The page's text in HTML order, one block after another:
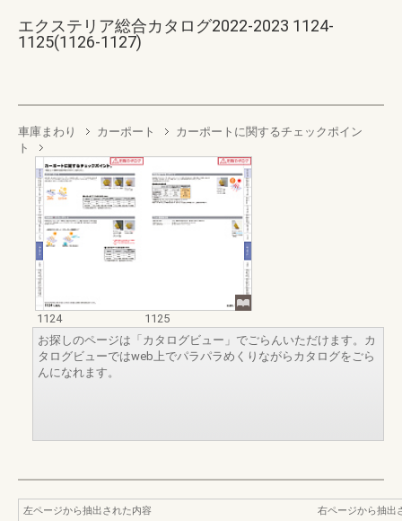
エクステリア総合カタログ2022-2023 1124-
1125(1126-1127)
車庫まわり カーポート
カーポートに関するチェックポイン
ト
1124
1125
お探しのページは「カタログビュー」でごらんいただけます。カ
タログビューではweb上でパラパラめくりながらカタログをごら
んになれます。
左ページから抽出された内容
右ページから抽出